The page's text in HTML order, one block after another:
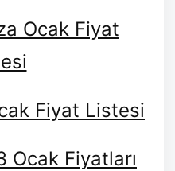
Ocak Fiyat
Fiyat Listesi
Ocak Fiyatları